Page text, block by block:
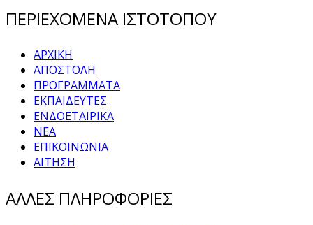
ΠΕΡΙΕΧΟΜΕΝΑ ΙΣΤΟΤΟΠΟΥ
ΑΡΧΙΚΗ
ΑΠΟΣΤΟΛΗ
ΠΡΟΓΡΑΜΜΑΤΑ
ΕΚΠΑΙΔΕΥΤΕΣ
ΕΝΔΟΕΤΑΙΡΙΚΑ
ΝΕΑ
ΕΠΙΚΟΙΝΩΝΙΑ
ΑΙΤΗΣΗ
ΑΛΛΕΣ ΠΛΗΡΟΦΟΡΙΕΣ